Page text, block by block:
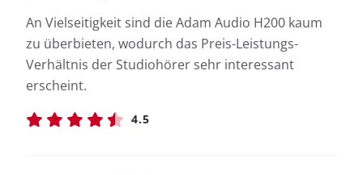
An Vielseitigkeit sind die Adam Audio H200 kaum
zu überbieten, wodurch das Preis-Leistungs-
Verhältnis der Studiohörer sehr interessant
erscheint.
4.5